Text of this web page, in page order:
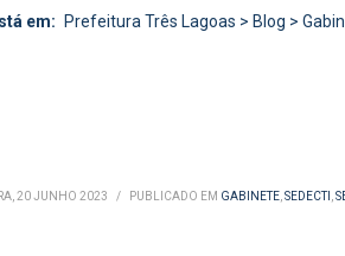
em: Prefeitura Três Lagoas > Blog >
20 JUNHO 2023 / PUBLICADO EM GABINETE,SEDECTI ,